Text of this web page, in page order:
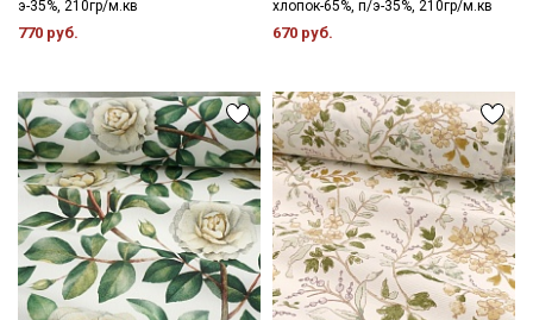
цвета ткани в зависимости от настроек вашего монитора и в
зависимости от партии.
э-35%, 210гр/м.кв
770 руб.
хлопок-65%, п/э-35%, 210гр/м.кв
670 руб.
категории тканей
Подписаться
Ознакомлен(а) сПолитикой обработки персональных
данных и даюСогласие на обработку персональных
данных